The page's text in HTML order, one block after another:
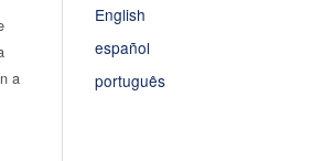
a
English
español
português